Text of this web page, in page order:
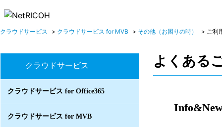
クラウドサービス > クラウドサービス for MVB > その他（お困りの時） > ご利
クラウドサービス
クラウドサービス for Office365
クラウドサービス for MVB
よくある